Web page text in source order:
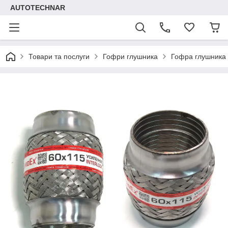
AUTOTECHNAR
Товари та послуги Гофри глушника Гофра глушника